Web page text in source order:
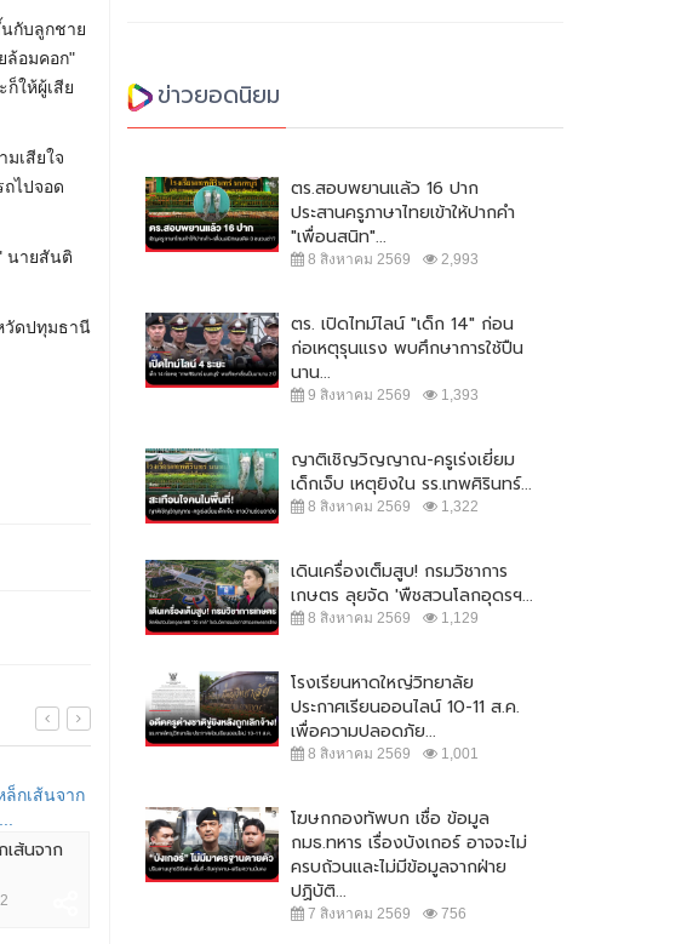
กับลูกชาย
ล้อมคอก"
ให้ผู้เสีย
เสียใจ
ไปจอด
นายสันติ
วัดปทุมธานี
เส้นจาก
4 นักท่องเที่ยวตกทะเลเกาะล้าน ร่าง
กระแทกโขดหินสาหัส...
31,353
ลุงพลเผยไม่กังวลอัศวินขี่ม้าขาวโดด
ช่วยแม่น้องชมพู่
ข่าวยอดนิยม
ตร.สอบพยานแล้ว 16 ปาก
ประสานครูภาษาไทยเข้าให้ปากคำ
"เพื่อนสนิท"...
8 สิงหาคม 2569 2,993
ตร. เปิดไทม์ไลน์ "เด็ก 14" ก่อน
ก่อเหตุรุนแรง พบศึกษาการใช้ปืน
นาน...
9 สิงหาคม 2569 1,393
ญาติเชิญวิญญาณ-ครูเร่งเยี่ยม
เด็กเจ็บ เหตุยิงใน รร.เทพศิรินทร์...
8 สิงหาคม 2569 1,322
เดินเครื่องเต็มสูบ! กรมวิชาการ
เกษตร ลุยจัด 'พืชสวนโลกอุดรฯ...
8 สิงหาคม 2569 1,129
โรงเรียนหาดใหญ่วิทยาลัย
ประกาศเรียนออนไลน์ 10-11 ส.ค.
เพื่อความปลอดภัย...
8 สิงหาคม 2569 1,001
โฆษกกองทัพบก เชื่อ ข้อมูล
กมธ.ทหาร เรื่องบังเกอร์ อาจจะไม่
ครบถ้วนและไม่มีข้อมูลจากฝ่าย
ปฏิบัติ...
7 สิงหาคม 2569 756